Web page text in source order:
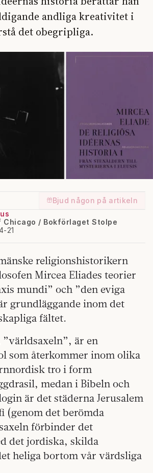
andliga kreativitet i
det obegripliga.
Bjud någon på artikeln
21
Chicago / Bokförlaget Stolpe
religionshistorikern
Mircea Eliades teorier
mundi” och ”den eviga
grundläggande inom det
fältet.
är en
som återkommer inom olika
tro i form
medan i Bibeln och
är det städerna Jerusalem
(genom det berömda
förbinder det
det jordiska, skilda
heliga bortom vår värdsliga